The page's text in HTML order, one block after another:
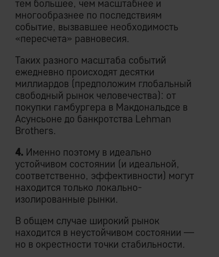
тем большее, чем масштабнее и
многообразнее по последствиям
событие, вызвавшее необходимость
«пересчета» равновесия.
Таких разного масштаба событий
ежедневно происходят десятки
миллиардов (предположим глобальный
свободный рынок человечества): от
покупки гамбургера в Макдональдсе в
Асунсьоне до банкротства Lehman
Brothers.
4. Именно поэтому в идеально
устойчивом состоянии (и идеальной,
соответственно, эффективности) могут
находится только локально-
изолированные рынки.
В общем случае широкий рынок
находится в неустойчивом состоянии —
но в окрестности точки стабильности.